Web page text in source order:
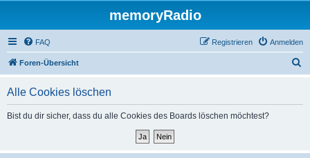
memoryRadio
FAQ Anmelden
Registrieren
Foren-Übersicht
Alle Cookies löschen
Bist du dir sicher, dass du alle Cookies des Boards löschen möchtest?